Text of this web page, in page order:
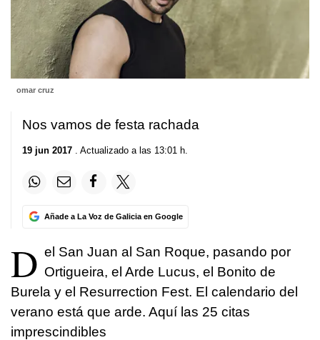
omar cruz
Nos vamos de festa rachada
19 jun 2017 . Actualizado a las 13:01 h.
Añade a La Voz de Galicia en Google
D el San Juan al San Roque, pasando por
Ortigueira, el Arde Lucus, el Bonito de
Burela y el Resurrection Fest. El calendario del
verano está que arde. Aquí las 25 citas
imprescindibles